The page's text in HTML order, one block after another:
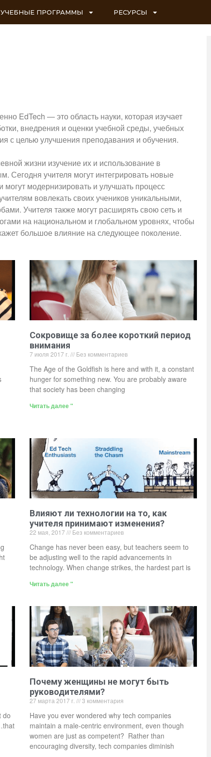
УЧЕБНЫЕ ПРОГРАММЫ РЕСУРСЫ
EdTech — это область науки, которая изучает
внедрения и оценки учебной среды, учебных
с целью улучшения преподавания и обучения.
жизни изучение их и использование в
Сегодня учителя могут интегрировать новые
модернизировать и улучшать процесс
вовлекать своих учеников уникальными,
Учителя также могут расширять свою сеть и
на национальном и глобальном уровнях, чтобы
большое влияние на следующее поколение.
Сокровище за более короткий период
внимания
7 июля 2017 г. Без комментариев
The Age of the Goldfish is here and with it, a constant
hunger for something new. You are probably aware
that society has been changing
Читать далее "
Влияют ли технологии на то, как
учителя принимают изменения?
22 мая, 2017 Без комментариев
Change has never been easy, but teachers seem to
be adjusting well to the rapid advancements in
technology. When change strikes, the hardest part is
Читать далее "
do
Почему женщины не могут быть
руководителями?
27 марта 2017 г. 3 комментария
Have you ever wondered why tech companies
maintain a male-centric environment, even though
women are just as competent? Rather than
encouraging diversity, tech companies diminish